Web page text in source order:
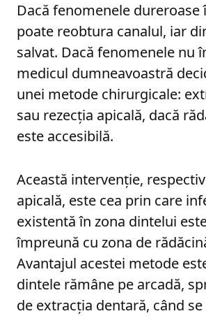
Dacă fenomenele dureroase
poate reobtura canalul, iar
salvat. Dacă fenomenele nu
medicul dumneavoastră
unei metode chirurgicale:
sau rezecția apicală, dacă
este accesibilă.
Această intervenție,
apicală, este cea prin care
existentă în zona dintelui
împreună cu zona de
Avantajul acestei metode
dintele rămâne pe arcadă,
de extracția dentară, când se